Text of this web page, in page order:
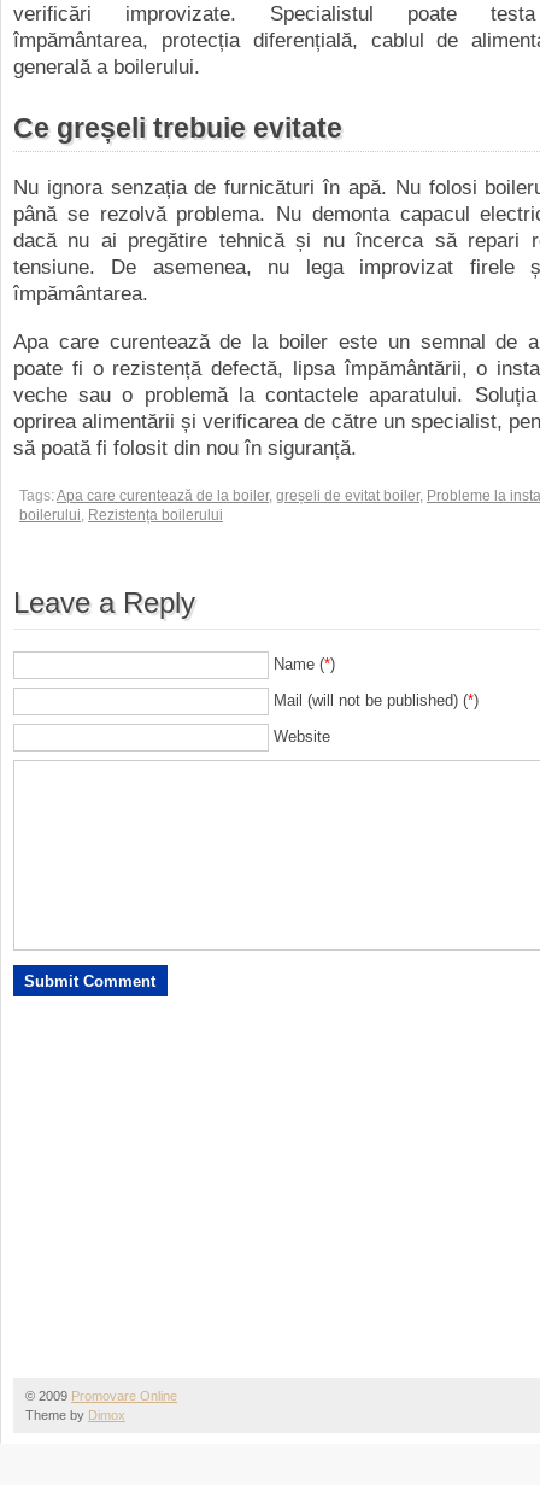
verificări improvizate. Specialistul poate
împământarea, protecția diferențială, cablul de
generală a boilerului.
Ce greșeli trebuie evitate
Nu ignora senzația de furnicături în apă. Nu folosi
până se rezolvă problema. Nu demonta capacul
dacă nu ai pregătire tehnică și nu încerca să repari
tensiune. De asemenea, nu lega improvizat firele
împământarea.
Apa care curentează de la boiler este un semnal de
poate fi o rezistență defectă, lipsa împământării, o
veche sau o problemă la contactele aparatului.
oprirea alimentării și verificarea de către un specialist,
să poată fi folosit din nou în siguranță.
Tags:Apa care curentează de la boiler, greșeli de evitat boiler, Probleme la
boilerului, Rezistența boilerului
Leave a Reply
Name (*)
Mail (will not be published) (*)
Website
© 2009 Promovare Online
Theme by Dimox